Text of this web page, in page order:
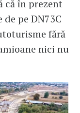
că în prezent
pe DN73C
fără
nici nu